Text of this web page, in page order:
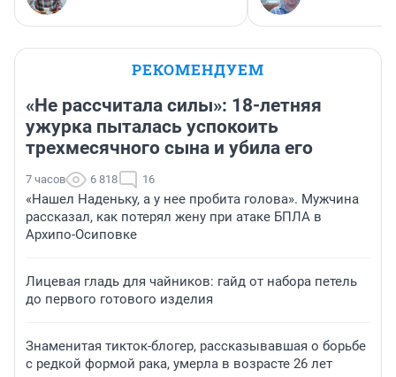
РЕКОМЕНДУЕМ
«Не рассчитала силы»: 18-летняя
ужурка пыталась успокоить
трехмесячного сына и убила его
7 часов 6 818 16
«Нашел Наденьку, а у нее пробита голова». Мужчина
рассказал, как потерял жену при атаке БПЛА в
Архипо-Осиповке
Лицевая гладь для чайников: гайд от набора петель
до первого готового изделия
Знаменитая тикток-блогер, рассказывавшая о борьбе
с редкой формой рака, умерла в возрасте 26 лет